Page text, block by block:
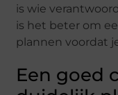
is wie
is het beter om
plannen voordat
Een goed